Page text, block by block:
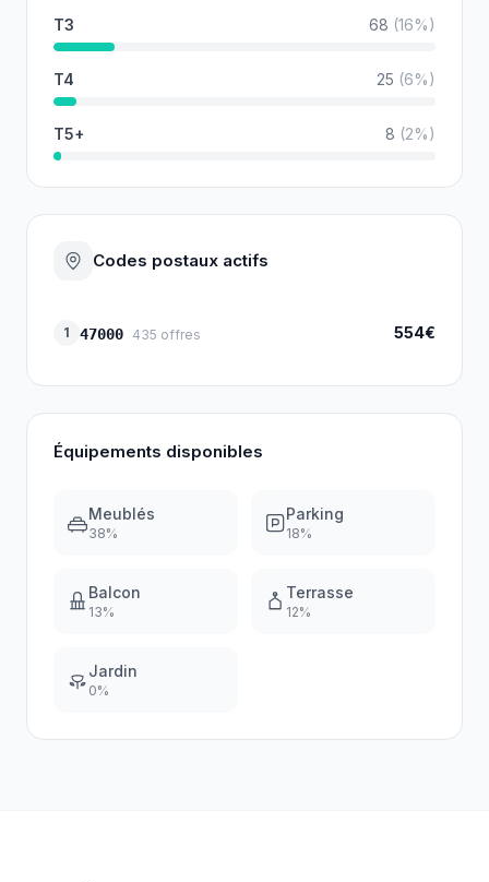
T3 68 (16%)
T4 25 (6%)
T5+ 8 (2%)
Codes postaux actifs
1 47000 435 offres 554€
Équipements disponibles
Meublés
38%
Parking
18%
Balcon
13%
Terrasse
12%
Jardin
0%